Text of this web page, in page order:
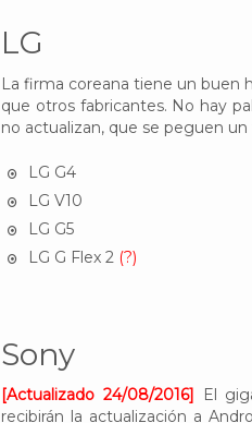
LG
La firma coreana tiene un buen
que otros fabricantes. No hay
no actualizan, que se peguen un
LG G4
LG V10
LG G5
LG G Flex 2 (?)
Sony
[Actualizado 24/08/2016]
El
recibirán la actualización a